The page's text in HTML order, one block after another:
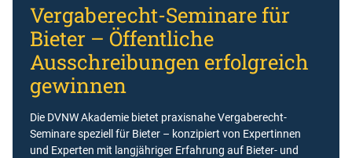
Vergaberecht-Seminare für
Bieter – Öffentliche
Ausschreibungen erfolgreich
gewinnen
Die DVNW Akademie bietet praxisnahe Vergaberecht-
Seminare speziell für Bieter – konzipiert von Expertinnen
und Experten mit langjähriger Erfahrung auf Bieter- und